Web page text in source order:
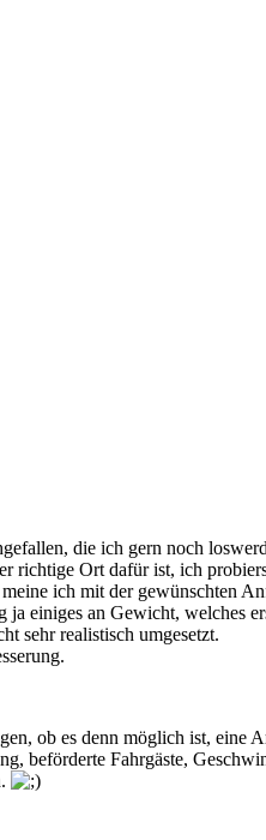
die ich gern noch
richtige Ort dafür ist, ich
ich mit der gewünschten
ja einiges an Gewicht, welches
sehr realistisch umgesetzt.
ob es denn möglich ist, eine
beförderte Fahrgäste,